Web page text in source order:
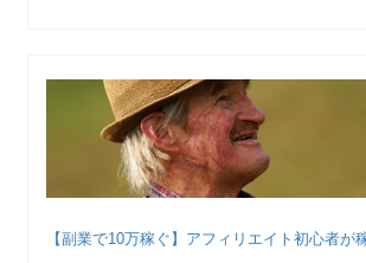
【副業で10万稼ぐ】アフィリエイト初心者が